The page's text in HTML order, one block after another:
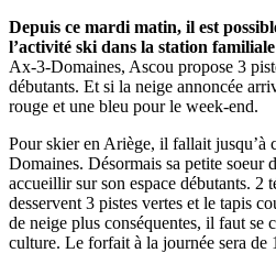
Depuis ce mardi matin, il est
l’activité ski dans la station
Ax-3-Domaines, Ascou propose 3
débutants. Et si la neige annoncée
rouge et une bleu pour le week-end.
Pour skier en Ariège, il fallait jusqu’à
Domaines. Désormais sa petite soeur
accueillir sur son espace débutants. 2
desservent 3 pistes vertes et le tapis
de neige plus conséquentes, il faut se
culture. Le forfait à la journée sera de